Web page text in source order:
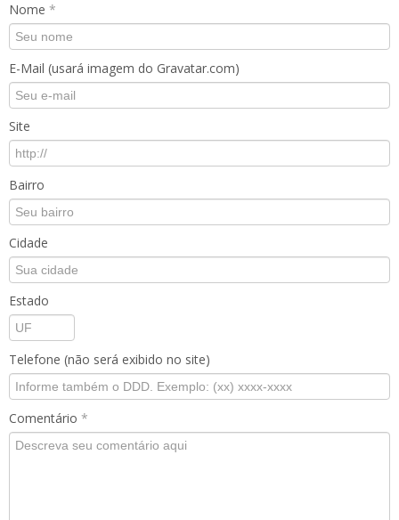
Nome *
E-Mail (usará imagem do Gravatar.com)
Site
Bairro
Cidade
Estado
Telefone (não será exibido no site)
Comentário *